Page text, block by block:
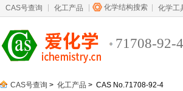
CAS号查询 化工产品 化学结构搜索 化学工
71708-92-4
CAS号查询 > 化工产品 > CAS No.71708-92-4